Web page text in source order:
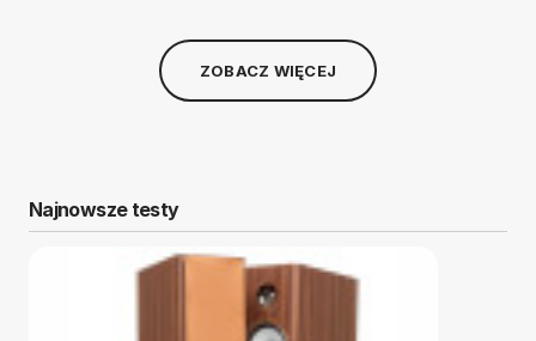
ZOBACZ WIĘCEJ
Najnowsze testy